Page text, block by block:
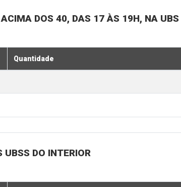
DOS 40, DAS 17 ÀS 19H, NA UBS
Quantidade
DO INTERIOR